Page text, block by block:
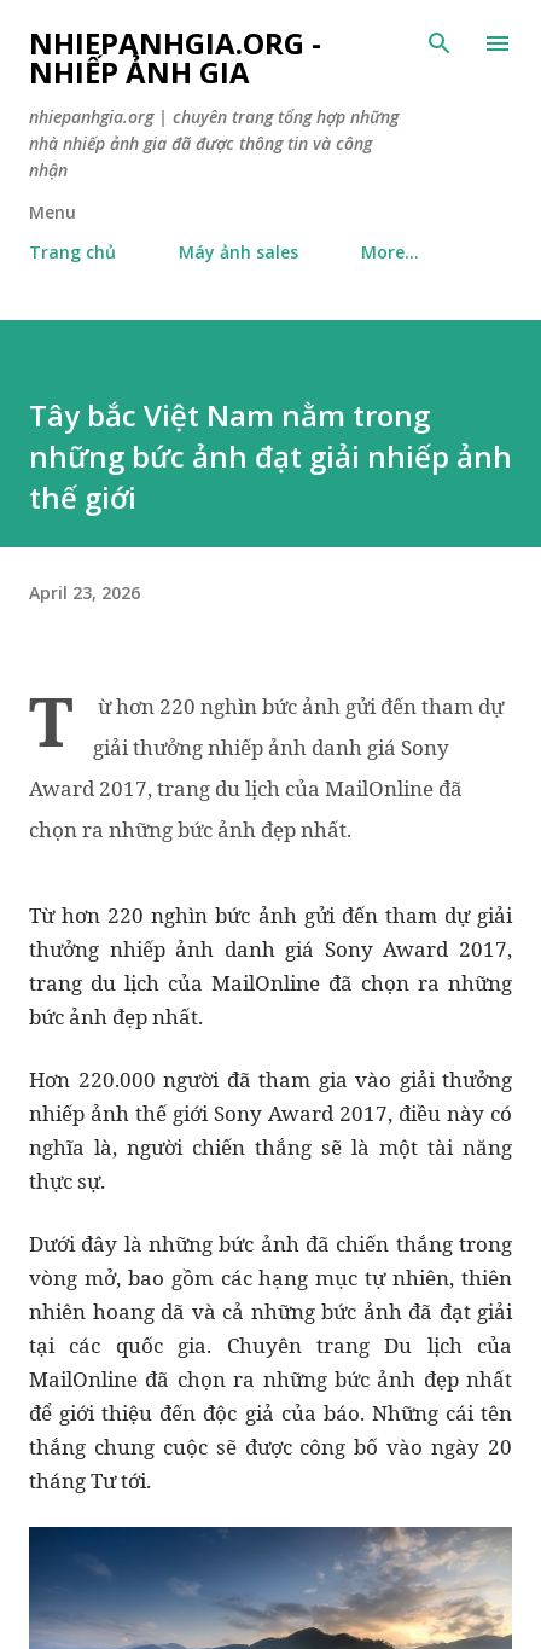
Skip to main content
NHIEPANHGIA.ORG -
NHIẾP ẢNH GIA
nhiepanhgia.org | chuyên trang tổng hợp những
nhà nhiếp ảnh gia đã được thông tin và công
nhận
Menu
Trang chủ
Máy ảnh sales More…
Tây bắc Việt Nam nằm trong
những bức ảnh đạt giải nhiếp ảnh
thế giới
April 23, 2026
T
ừ hơn 220 nghìn bức ảnh gửi đến tham dự
giải thưởng nhiếp ảnh danh giá Sony
Award 2017, trang du lịch của MailOnline đã
chọn ra những bức ảnh đẹp nhất.
Từ hơn 220 nghìn bức ảnh gửi đến tham dự giải
thưởng nhiếp ảnh danh giá Sony Award 2017,
trang du lịch của MailOnline đã chọn ra những
bức ảnh đẹp nhất.
Hơn 220.000 người đã tham gia vào giải thưởng
nhiếp ảnh thế giới Sony Award 2017, điều này có
nghĩa là, người chiến thắng sẽ là một tài năng
thực sự.
Dưới đây là những bức ảnh đã chiến thắng trong
vòng mở, bao gồm các hạng mục tự nhiên, thiên
nhiên hoang dã và cả những bức ảnh đã đạt giải
tại các quốc gia. Chuyên trang Du lịch của
MailOnline đã chọn ra những bức ảnh đẹp nhất
để giới thiệu đến độc giả của báo. Những cái tên
thắng chung cuộc sẽ được công bố vào ngày 20
tháng Tư tới.